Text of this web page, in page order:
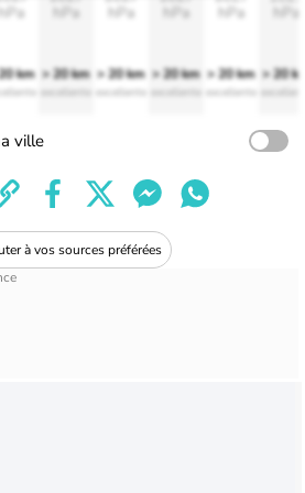
hPa
km
hPa
> 20 km
excellente
hPa
> 20 km
excellente
hPa
> 20 km
excellente
hPa
> 20 km
excellente
hPa
> 20
ville
à vos sources préférées